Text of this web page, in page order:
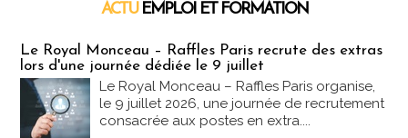
ACTU EMPLOI ET FORMATION
Le Royal Monceau – Raffles Paris recrute des extras
lors d'une journée dédiée le 9 juillet
Le Royal Monceau – Raffles Paris organise,
le 9 juillet 2026, une journée de recrutement
consacrée aux postes en extra....